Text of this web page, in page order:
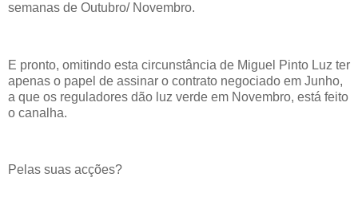
semanas de Outubro/ Novembro.
E pronto, omitindo esta circunstância de Miguel Pinto Luz ter
apenas o papel de assinar o contrato negociado em Junho,
a que os reguladores dão luz verde em Novembro, está feito
o canalha.
Pelas suas acções?